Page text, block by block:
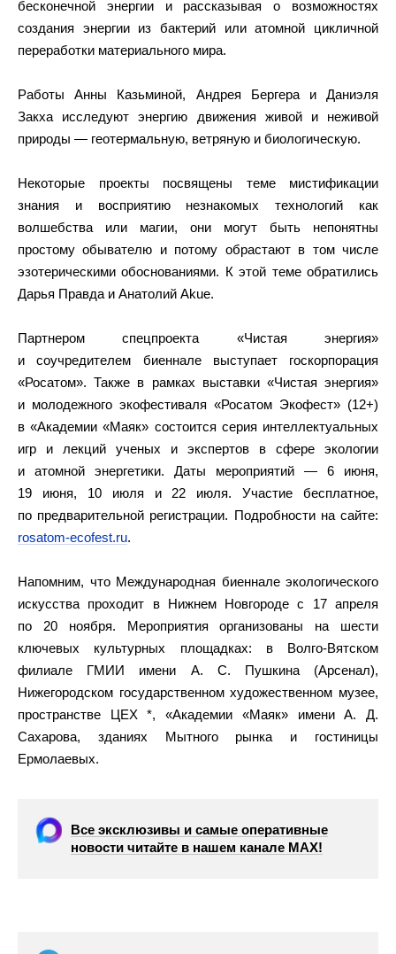
бесконечной энергии и рассказывая о возможностях
создания энергии из бактерий или атомной цикличной
переработки материального мира.
Работы Анны Казьминой, Андрея Бергера и Даниэля
Закха исследуют энергию движения живой и неживой
природы — геотермальную, ветряную и биологическую.
Некоторые проекты посвящены теме мистификации
знания и восприятию незнакомых технологий как
волшебства или магии, они могут быть непонятны
простому обывателю и потому обрастают в том числе
эзотерическими обоснованиями. К этой теме обратились
Дарья Правда и Анатолий Akue.
Партнером спецпроекта «Чистая энергия»
и соучредителем биеннале выступает госкорпорация
«Росатом». Также в рамках выставки «Чистая энергия»
и молодежного экофестиваля «Росатом Экофест» (12+)
в «Академии «Маяк» состоится серия интеллектуальных
игр и лекций ученых и экспертов в сфере экологии
и атомной энергетики. Даты мероприятий — 6 июня,
19 июня, 10 июля и 22 июля. Участие бесплатное,
по предварительной регистрации. Подробности на сайте:
rosatom-ecofest.ru.
Напомним, что Международная биеннале экологического
искусства проходит в Нижнем Новгороде с 17 апреля
по 20 ноября. Мероприятия организованы на шести
ключевых культурных площадках: в Волго-Вятском
филиале ГМИИ имени А. С. Пушкина (Арсенал),
Нижегородском государственном художественном музее,
пространстве ЦЕХ *, «Академии «Маяк» имени А. Д.
Сахарова, зданиях Мытного рынка и гостиницы
Ермолаевых.
Все эксклюзивы и самые оперативные
новости читайте в нашем канале МАХ!